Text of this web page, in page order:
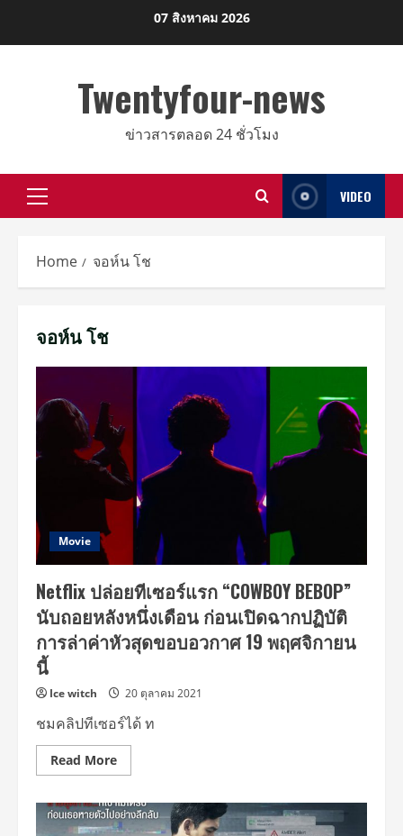
07 สิงหาคม 2026
Twentyfour-news
ข่าวสารตลอด 24 ชั่วโมง
Primary
VIDEO
Home จอห์น โช
จอห์น โช
Movie
Netflix ปล่อยทีเซอร์แรก “COWBOY BEBOP”
นับถอยหลังหนึ่งเดือน ก่อนเปิดฉากปฏิบัติ
การล่าค่าหัวสุดขอบอวกาศ 19 พฤศจิกายน
นี้
Ice witch 20 ตุลาคม 2021
ชมคลิปทีเซอร์ได้ ท
Read MoreRead
more
ปล่อย
ที